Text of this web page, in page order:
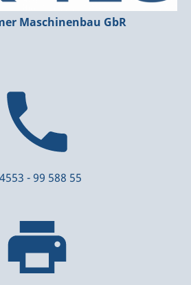
Maschinenbau GbR
- 99 588 55